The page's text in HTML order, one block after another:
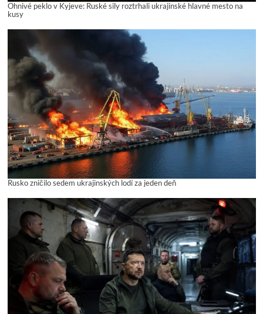
Ohnivé peklo v Kyjeve: Ruské sily roztrhali ukrajinské hlavné mesto na
kusy
Rusko zničilo sedem ukrajinských lodí za jeden deň